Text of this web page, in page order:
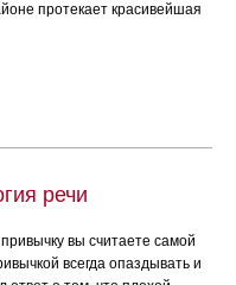
протекает красивейшая
речи
вы считаете самой
всегда опаздывать и